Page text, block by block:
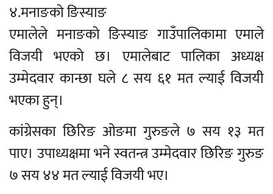
४.मनाङको ङिस्याङ
एमालेले मनाङको ङिस्याङ गाउँपालिकामा एमाले
विजयी भएको छ। एमालेबाट पालिका अध्यक्ष
उम्मेदवार कान्छा घले ८ सय ६१ मत ल्याई विजयी
भएका हुन्।
कांग्रेसका छिरिङ ओङमा गुरुङले ७ सय १३ मत
पाए। उपाध्यक्षमा भने स्वतन्त्र उम्मेदवार छिरिङ गुरुङ
७ सय ४४ मत ल्याई विजयी भए।